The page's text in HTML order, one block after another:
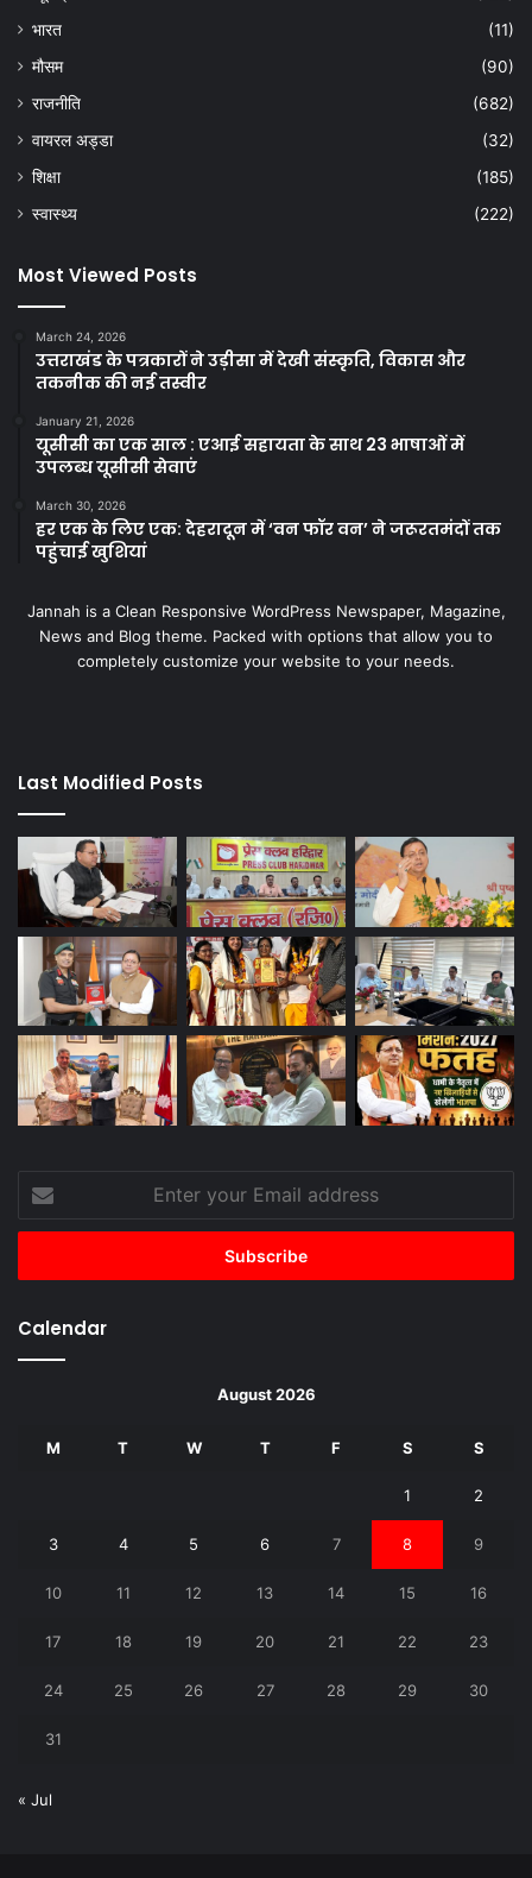
भारत
(11)
मौसम
(90)
राजनीति
(682)
वायरल अड्डा
(32)
शिक्षा
(185)
स्वास्थ्य
(222)
Most Viewed Posts
March 24, 2026
उत्तराखंड के पत्रकारों ने उड़ीसा में देखी संस्कृति, विकास और
तकनीक की नई तस्वीर
January 21, 2026
यूसीसी का एक साल : एआई सहायता के साथ 23 भाषाओं में
उपलब्ध यूसीसी सेवाएं
March 30, 2026
हर एक के लिए एक: देहरादून में ‘वन फॉर वन’ ने जरूरतमंदों तक
पहुंचाई खुशियां
Jannah is a Clean Responsive WordPress Newspaper, Magazine,
News and Blog theme. Packed with options that allow you to
completely customize your website to your needs.
Last Modified Posts
your
Email
Calendar
August 2026
M T W T F S S
1 2
3 4 5 6 7 8 9
10 11 12 13 14 15 16
17 18 19 20 21 22 23
24 25 26 27 28 29 30
31
« Jul